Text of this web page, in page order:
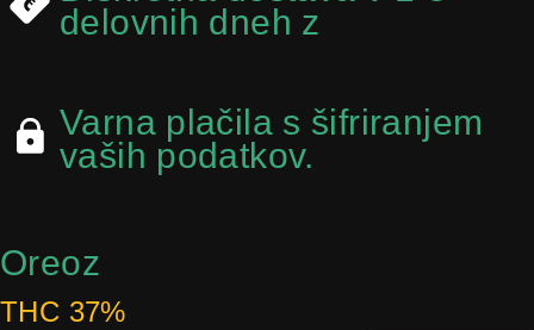
delovnih dneh z
Varna plačila s šifriranjem
vaših podatkov.
Oreoz
THC 37%